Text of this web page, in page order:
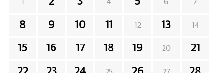
1 2 3 4 5 6 7
8 9 10 11 12 13 14
15 16 17 18 19 20 21